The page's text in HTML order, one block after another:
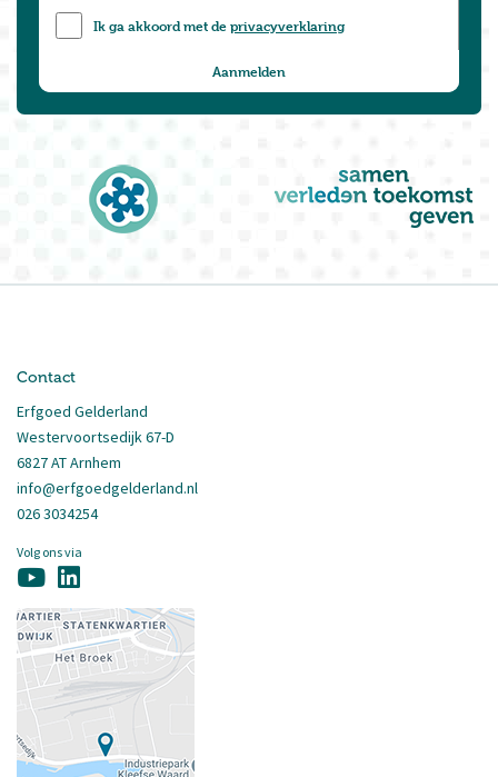
Ik ga akkoord met deprivacyverklaring
Contact
Erfgoed Gelderland
Westervoortsedijk 67-D
6827 AT Arnhem
info@erfgoedgelderland.nl
026 3034254
Volg ons via